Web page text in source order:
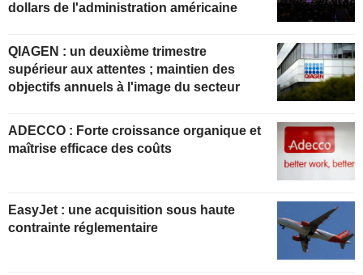
dollars de l'administration américaine
QIAGEN : un deuxième trimestre
supérieur aux attentes ; maintien des
objectifs annuels à l'image du secteur
ADECCO : Forte croissance organique et
maîtrise efficace des coûts
EasyJet : une acquisition sous haute
contrainte réglementaire